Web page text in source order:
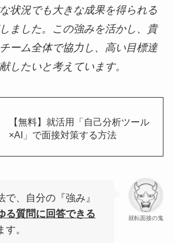
状況でも大きな成果を得られる
ました。この強みを活かし、貴
ーム全体で協力し、高い目標達
したいと考えています。
【無料】就活用「自己分析ツール
×AI」で面接対策する方法
就転面接の鬼
で、自分の『強み』
る質問に回答できる
。